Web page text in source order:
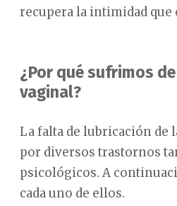
recupera la intimidad que
¿Por qué sufrimos
vaginal?
La falta de lubricación de
por diversos trastornos
psicológicos. A
cada uno de ellos.